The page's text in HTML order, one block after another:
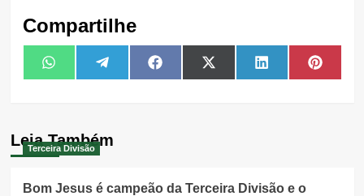
Compartilhe
Share
on
WhatsAppShare
on
TelegramShare
on
FacebookShare
on
X
(Twitter)
Share
on
LinkedIn Share
on
Leia Também
Terceira Divisão
Bom Jesus é campeão da Terceira Divisão e o